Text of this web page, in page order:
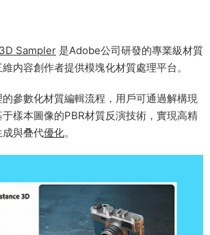
Sampler 是Adobe公司研發的專業級材質
内容創作者提供模塊化材質處理平台。
參數化材質編輯流程，用戶可通過解構現
樣本圖像的PBR材質反演技術，實現高精
成與叠代優化。